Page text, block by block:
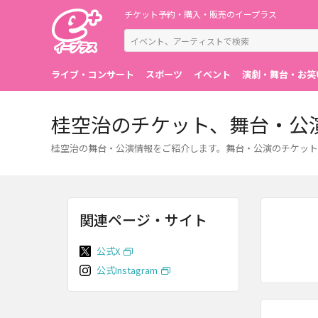
チケット予約・購入・販売のイープラス
ライブ・コンサート スポーツ イベント 演劇・舞台・お笑
桂空治のチケット、舞台・公
桂空治の舞台・公演情報をご紹介します。舞台・公演のチケッ
関連ページ・サイト
公式X
公式Instagram